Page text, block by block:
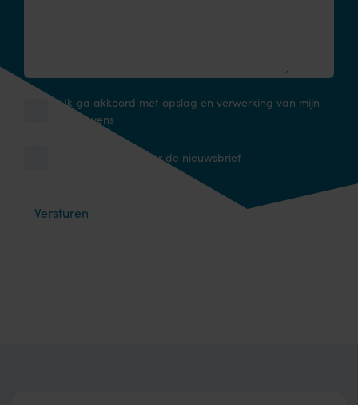
Ik ga akkoord met opslag en verwerking van mijn
gegevens
Ik schrijf me in voor de nieuwsbrief